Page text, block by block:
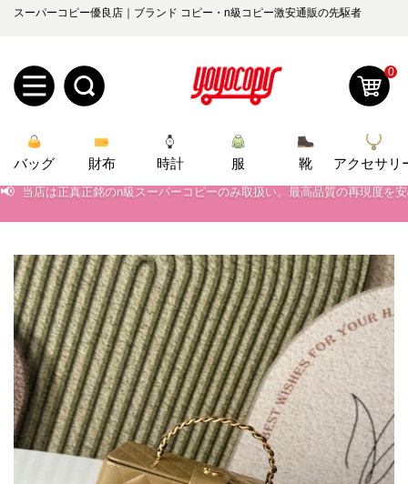
スーパーコピー優良店｜ブランド コピー・n級コピー激安通販の先駆者
規
ザ
ー
登
録
ロ
ン
オ
ー
ダ
ー
お
知
ら
yoyocopys@gmail.com
2026人気特集
衣装セット
住まい用品
アクセサリー
アイフォーンケ
0
バッグ 財布 時計 服 靴 アクセサリ
📢 当店は正真正銘のn級スーパーコピーのみ取扱い。最高品質の再現度を
📢 2026春の新作続々更新中！期間中のご注文でお得な割引をご利用いただ
📢 当店は正真正銘のn級スーパーコピーのみ取扱い。最高品質の再現度を
📢 2026春の新作続々更新中！期間中のご注文でお得な割引をご利用いただ
📢 新作入荷！ルイ・ヴィトンスーパーコピー バッグ最新モデルが登場。